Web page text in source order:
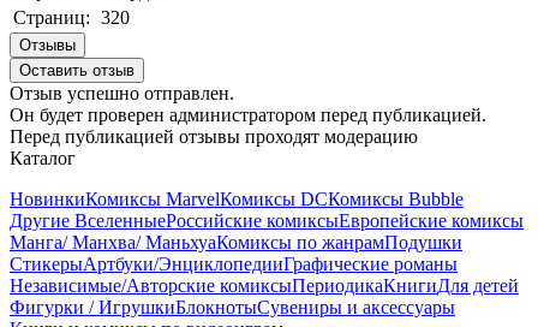
Страниц: 320
Отзывы
Оставить отзыв
Отзыв успешно отправлен.
Он будет проверен администратором перед публикацией.
Перед публикацией отзывы проходят модерацию
Каталог
НовинкиКомиксы MarvelКомиксы DCКомиксы Bubble
Другие ВселенныеРоссийские комиксыЕвропейские комиксы
Манга/ Манхва/ МаньхуаКомиксы по жанрамПодушки
СтикерыАртбуки/ЭнциклопедииГрафические романы
Независимые/Авторские комиксыПериодикаКнигиДля детей
Фигурки / ИгрушкиБлокнотыСувениры и аксессуары